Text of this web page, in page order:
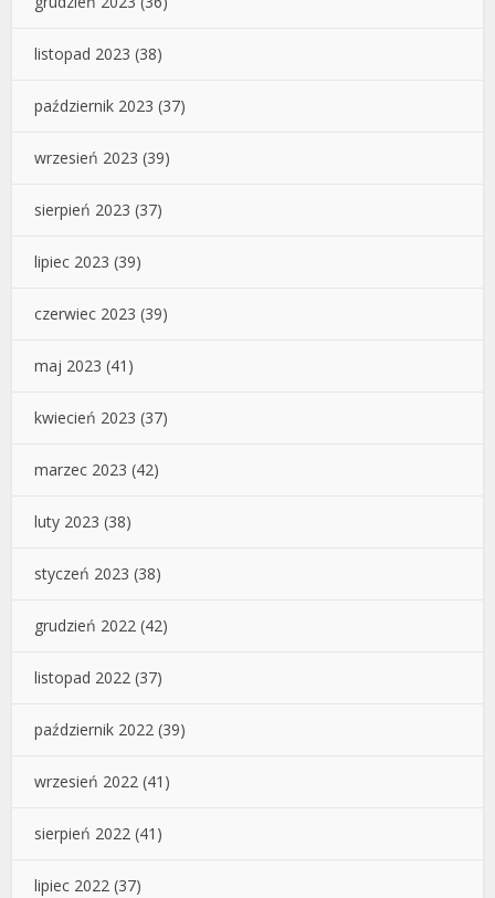
listopad 2023 (38)
październik 2023 (37)
wrzesień 2023 (39)
sierpień 2023 (37)
lipiec 2023 (39)
czerwiec 2023 (39)
maj 2023 (41)
kwiecień 2023 (37)
marzec 2023 (42)
luty 2023 (38)
styczeń 2023 (38)
grudzień 2022 (42)
listopad 2022 (37)
październik 2022 (39)
wrzesień 2022 (41)
sierpień 2022 (41)
lipiec 2022 (37)